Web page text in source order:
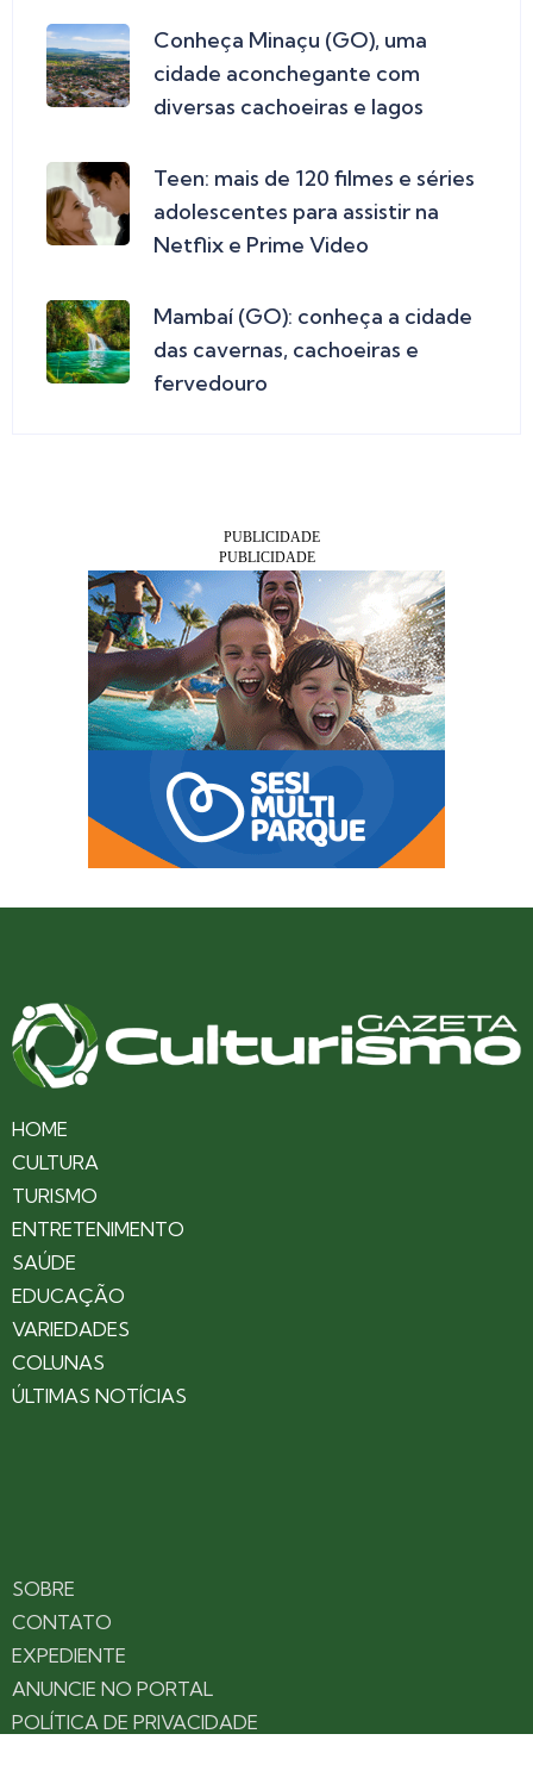
Conheça Minaçu (GO), uma
cidade aconchegante com
diversas cachoeiras e lagos
Teen: mais de 120 filmes e séries
adolescentes para assistir na
Netflix e Prime Video
Mambaí (GO): conheça a cidade
das cavernas, cachoeiras e
fervedouro
HOME
CULTURA
TURISMO
ENTRETENIMENTO
SAÚDE
EDUCAÇÃO
VARIEDADES
COLUNAS
ÚLTIMAS NOTÍCIAS
SOBRE
CONTATO
EXPEDIENTE
ANUNCIE NO PORTAL
POLÍTICA DE PRIVACIDADE